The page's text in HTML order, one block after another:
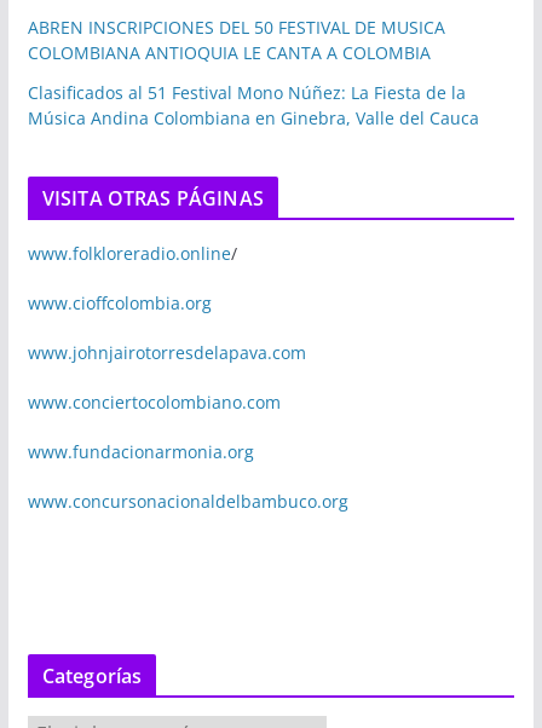
ABREN INSCRIPCIONES DEL 50 FESTIVAL DE MUSICA
COLOMBIANA ANTIOQUIA LE CANTA A COLOMBIA
Clasificados al 51 Festival Mono Núñez: La Fiesta de la
Música Andina Colombiana en Ginebra, Valle del Cauca
VISITA OTRAS PÁGINAS
www.folkloreradio.online/
www.cioffcolombia.org
www.johnjairotorresdelapava.com
www.conciertocolombiano.com
www.fundacionarmonia.org
www.concursonacionaldelbambuco.org
Categorías